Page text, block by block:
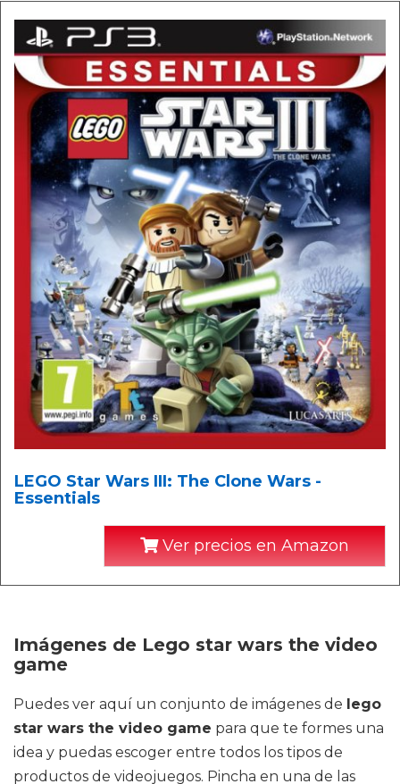
LEGO Star Wars III: The Clone Wars -
Essentials
Ver precios en Amazon
Imágenes de Lego star wars the video
game
Puedes ver aquí un conjunto de imágenes de lego
star wars the video game para que te formes una
idea y puedas escoger entre todos los tipos de
productos de videojuegos. Pincha en una de las